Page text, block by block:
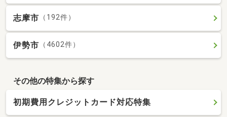
志摩市 （192件）
伊勢市 （4602件）
その他の特集から探す
初期費用クレジットカード対応特集